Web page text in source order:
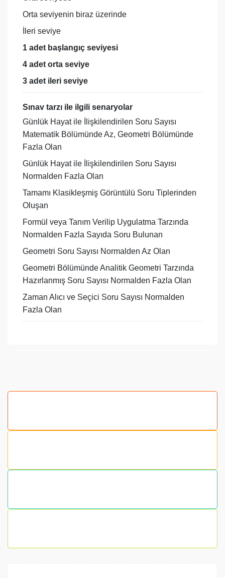
Orta seviyenin biraz üzerinde
İleri seviye
1 adet başlangıç seviyesi
4 adet orta seviye
3 adet ileri seviye
Sınav tarzı ile ilgili senaryolar
Günlük Hayat ile İlişkilendirilen Soru Sayısı
Matematik Bölümünde Az, Geometri Bölümünde
Fazla Olan
Günlük Hayat ile İlişkilendirilen Soru Sayısı
Normalden Fazla Olan
Tamamı Klasikleşmiş Görüntülü Soru Tiplerinden
Oluşan
Formül veya Tanım Verilip Uygulatma Tarzında
Normalden Fazla Sayıda Soru Bulunan
Geometri Soru Sayısı Normalden Az Olan
Geometri Bölümünde Analitik Geometri Tarzında
Hazırlanmış Soru Sayısı Normalden Fazla Olan
Zaman Alıcı ve Seçici Soru Sayısı Normalden
Fazla Olan
Bu ürüne benzer farklı alternatifler olmalı.